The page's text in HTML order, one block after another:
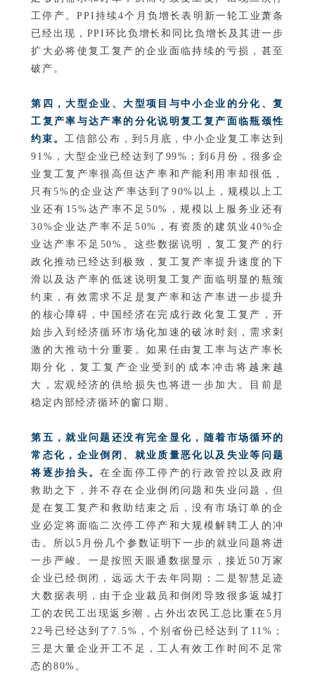
工停产。PPI持续4个月负增长表明新一轮工业萧条
已经出现，PPI环比负增长和同比负增长及其进一步
扩大必将使复工复产的企业面临持续的亏损，甚至
破产。
第四，大型企业、大型项目与中小企业的分化、复
工复产率与达产率的分化说明复工复产面临瓶颈性
约束。工信部公布，到5月底，中小企业复工率达到
91%，大型企业已经达到了99%；到6月份，很多企
业复工复产率很高但达产率和产能利用率却很低，
只有5%的企业达产率达到了90%以上，规模以上工
业还有15%达产率不足50%，规模以上服务业还有
30%企业达产率不足50%，有资质的建筑业40%企
业达产率不足50%。这些数据说明，复工复产的行
政化推动已经达到极致，复工复产率提升速度的下
滑以及达产率的低迷说明复工复产面临明显的瓶颈
约束，有效需求不足是复产率和达产率进一步提升
的核心障碍，中国经济在完成行政化复工复产，开
始步入到经济循环市场化加速的破冰时刻，需求刺
激的大推动十分重要。如果任由复工率与达产率长
期分化，复工复产企业受到的成本冲击将越来越
大，宏观经济的供给损失也将进一步加大。目前是
稳定内部经济循环的窗口期。
第五，就业问题还没有完全显化，随着市场循环的
常态化，企业倒闭、就业质量恶化以及失业等问题
将逐步抬头。在全面停工停产的行政管控以及政府
救助之下，并不存在企业倒闭问题和失业问题，但
是在复工复产和救助结束之后，没有市场订单的企
业必定将面临二次停工停产和大规模解聘工人的冲
击。所以5月份几个参数证明下一步的就业问题将进
一步严峻。一是按照天眼通数据显示，接近50万家
企业已经倒闭，远远大于去年同期；二是智慧足迹
大数据表明，由于企业裁员和倒闭导致很多返城打
工的农民工出现返乡潮，占外出农民工总比重在5月
22号已经达到了7.5%，个别省份已经达到了11%；
三是大量企业开工不足，工人有效工作时间不足常
态的80%。